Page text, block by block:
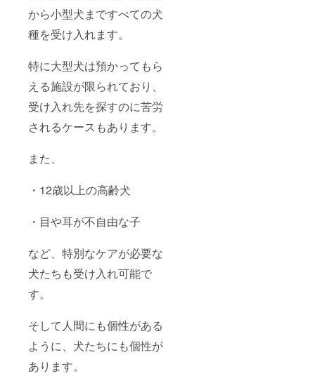
から小型犬まですべての犬
種を受け入れます。
特に大型犬は預かってもら
える施設が限られており、
受け入れ先を探すのに苦労
されるケースもあります。
また、
・12歳以上の高齢犬
・目や耳が不自由な子
など、特別なケアが必要な
犬たちも受け入れ可能で
す。
そして人間にも個性がある
ように、犬たちにも個性が
あります。